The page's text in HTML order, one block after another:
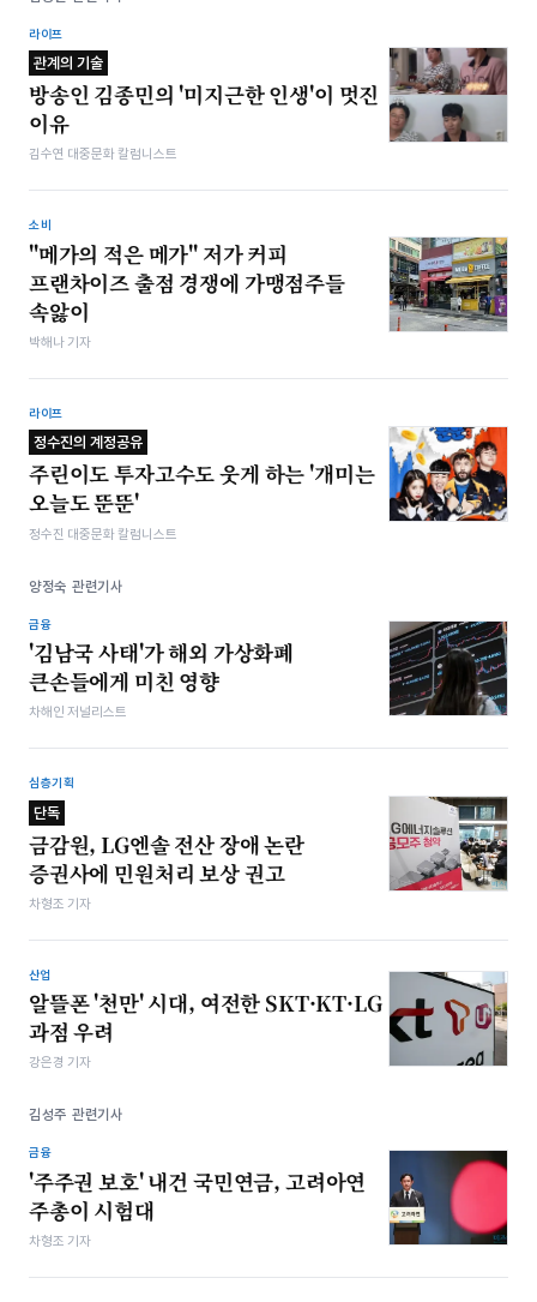
라이프
관계의 기술
방송인 김종민의 '미지근한 인생'이 멋진
이유
김수연 대중문화 칼럼니스트
소비
"메가의 적은 메가" 저가 커피
프랜차이즈 출점 경쟁에 가맹점주들
속앓이
박해나 기자
라이프
정수진의 계정공유
주린이도 투자고수도 웃게 하는 '개미는
오늘도 뚠뚠'
정수진 대중문화 칼럼니스트
양정숙 관련기사
금융
'김남국 사태'가 해외 가상화폐
큰손들에게 미친 영향
차해인 저널리스트
심층기획
단독
금감원, LG엔솔 전산 장애 논란
증권사에 민원처리 보상 권고
차형조 기자
산업
알뜰폰 '천만' 시대, 여전한 SKT·KT·LG
과점 우려
강은경 기자
김성주 관련기사
금융
'주주권 보호' 내건 국민연금, 고려아연
주총이 시험대
차형조 기자